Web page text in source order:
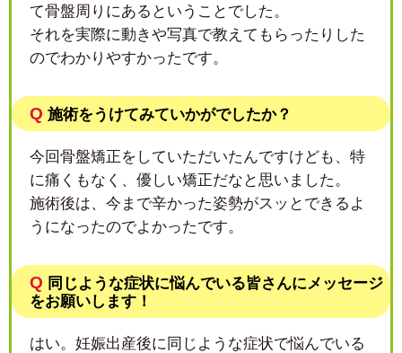
て骨盤周りにあるということでした。
それを実際に動きや写真で教えてもらったりした
のでわかりやすかったです。
Q 施術をうけてみていかがでしたか？
今回骨盤矯正をしていただいたんですけども、特
に痛くもなく、優しい矯正だなと思いました。
施術後は、今まで辛かった姿勢がスッとできるよ
うになったのでよかったです。
Q 同じような症状に悩んでいる皆さんにメッセージ
をお願いします！
はい。妊娠出産後に同じような症状で悩んでいる